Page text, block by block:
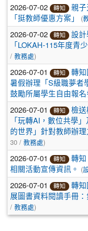
2026-07-02 轉知
親子
「挺教師優惠方案」
(
2026-07-02 轉知
設計
「LOKAH-115年度青
/ 教務處)
2026-07-01 轉知
轉知
暑假辦理「S級職夢者
鼓勵所屬學生自由報名
2026-07-01 轉知
檢送
「玩轉AI，數位共學
的世界」針對教師辦
30 / 教務處)
2026-07-01 轉知
轉知
相關活動宣傳資訊。
(
2026-07-01 轉知
轉知
展圖書資料閱讀手冊：
/ 教務處)